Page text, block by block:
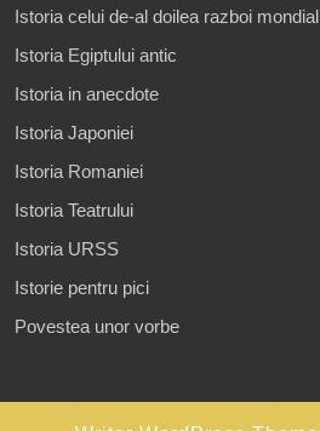
Istoria celui de-al doilea razboi mondial
Istoria Egiptului antic
Istoria in anecdote
Istoria Japoniei
Istoria Romaniei
Istoria Teatrului
Istoria URSS
Istorie pentru pici
Povestea unor vorbe